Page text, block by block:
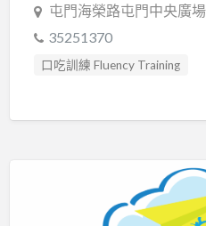
屯門海榮路屯門中央廣
35251370
口吃訓練 Fluency Training
發音訓練 Articulation Training
言語治療師 Speech Therapist
言語評估 Speech Assessment